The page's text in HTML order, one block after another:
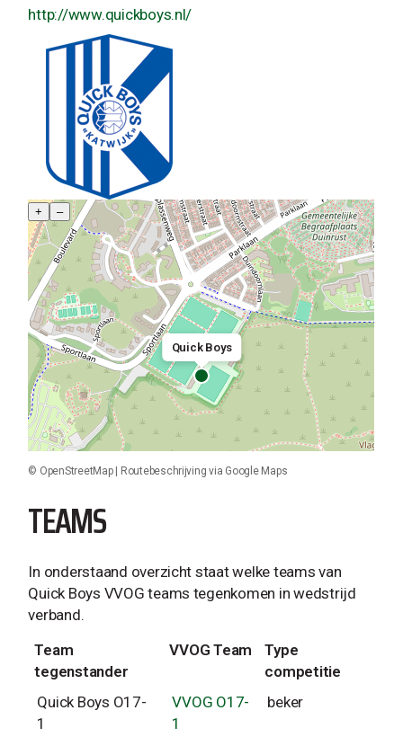
http://www.quickboys.nl/
Quick Boys
+ –
© OpenStreetMap| Routebeschrijving via Google Maps
TEAMS
In onderstaand overzicht staat welke teams van
Quick Boys VVOG teams tegenkomen in wedstrijd
verband.
Team
tegenstander
VVOG Team
Type
competitie
Quick Boys O17-
1
VVOG O17-
1
beker